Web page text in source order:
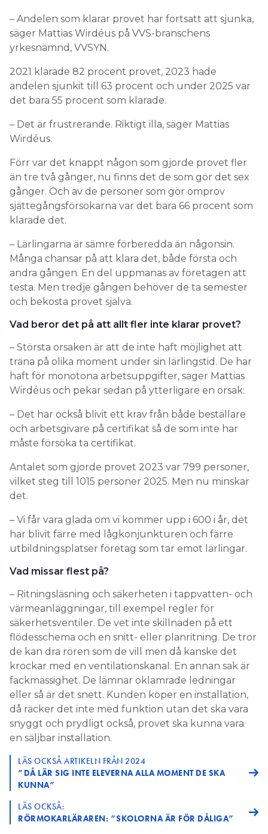
– Andelen som klarar provet har fortsatt att sjunka,
säger Mattias Wirdéus på VVS-branschens
yrkesnämnd, VVSYN.
2021 klarade 82 procent provet, 2023 hade
andelen sjunkit till 63 procent och under 2025 var
det bara 55 procent som klarade.
– Det är frustrerande. Riktigt illa, säger Mattias
Wirdéus.
Förr var det knappt någon som gjorde provet fler
än tre två gånger, nu finns det de som gör det sex
gånger. Och av de personer som gör omprov
sjättegångsförsökarna var det bara 66 procent som
klarade det.
– Lärlingarna är sämre förberedda än någonsin.
Många chansar på att klara det, både första och
andra gången. En del uppmanas av företagen att
testa. Men tredje gången behöver de ta semester
och bekosta provet själva.
Vad beror det på att allt fler inte klarar provet?
– Största orsaken är att de inte haft möjlighet att
träna på olika moment under sin lärlingstid. De har
haft för monotona arbetsuppgifter, säger Mattias
Wirdéus och pekar sedan på ytterligare en orsak:
– Det har också blivit ett krav från både beställare
och arbetsgivare på certifikat så de som inte har
måste försöka ta certifikat.
Antalet som gjorde provet 2023 var 799 personer,
vilket steg till 1015 personer 2025. Men nu minskar
det.
– Vi får vara glada om vi kommer upp i 600 i år, det
har blivit färre med lågkonjunkturen och färre
utbildningsplatser företag som tar emot lärlingar.
Vad missar flest på?
– Ritningsläsning och säkerheten i tappvatten- och
värmeanläggningar, till exempel regler för
säkerhetsventiler. De vet inte skillnaden på ett
flödesschema och en snitt- eller planritning. De tror
de kan dra rören som de vill men då kanske det
krockar med en ventilationskanal. En annan sak är
fackmässighet. De lämnar oklamrade ledningar
eller så är det snett. Kunden köper en installation,
då räcker det inte med funktion utan det ska vara
snyggt och prydligt också, provet ska kunna vara
en säljbar installation.
LÄS OCKSÅ ARTIKELN FRÅN 2024
”DÅ LÄR SIG INTE ELEVERNA ALLA MOMENT DE SKA
KUNNA”
LÄS OCKSÅ:
RÖRMOKARLÄRAREN: ”SKOLORNA ÄR FÖR DÅLIGA”